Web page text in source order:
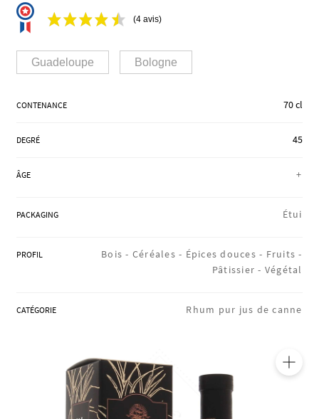
MARQUES
RÉGIONS
COFFRETS & CADEAUX
(4 avis)
Guadeloupe Bologne
CONTENANCE 70 cl
DEGRÉ 45
ÂGE +
PACKAGING Étui
PROFIL Bois - Céréales - Épices douces - Fruits -
Pâtissier - Végétal
CATÉGORIE Rhum pur jus de canne